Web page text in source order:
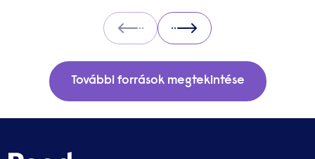
Prev Next
További források megtekintése